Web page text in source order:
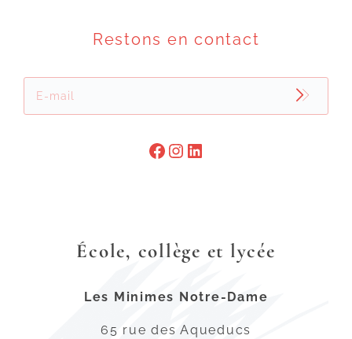
Restons en contact

École, collège et lycée
Les Minimes Notre-Dame
65 rue des Aqueducs